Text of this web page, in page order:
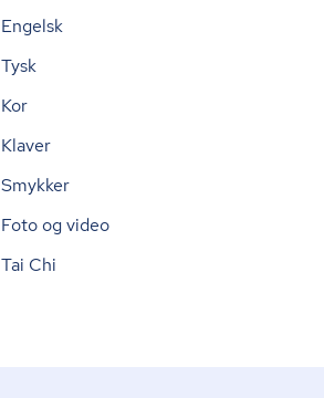
Engelsk
Tysk
Kor
Klaver
Smykker
Foto og video
Tai Chi